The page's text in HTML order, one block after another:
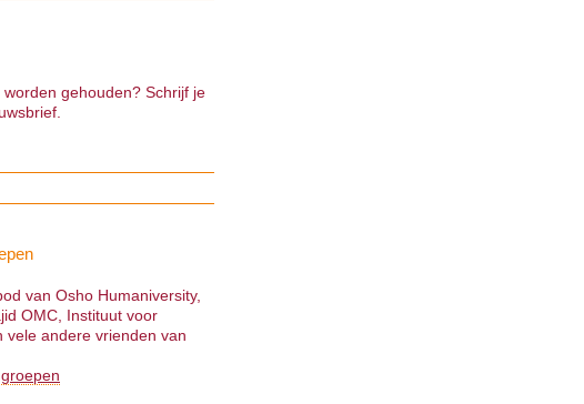
gehouden? Schrijf je
van Osho Humaniversity,
OMC, Instituut voor
vele andere vrienden van